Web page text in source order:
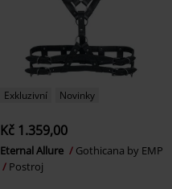
Exkluzivní Novinky
Kč 1.359,00
Eternal Allure
Gothicana by EMP
Postroj